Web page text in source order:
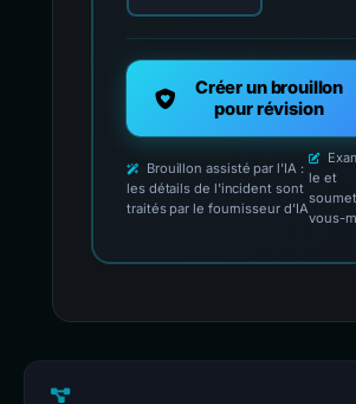
Créer un brouillon
pour révision
Brouillon assisté par l'IA :
les détails de l'incident sont
traités par le fournisseur d'IA
le et
vous-